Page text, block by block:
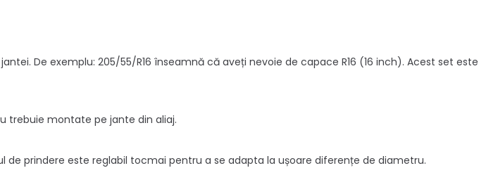
De exemplu: 205/55/R16 înseamnă că aveți nevoie de capace R16 (16 inch). Acest set este
trebuie montate pe jante din aliaj.
prindere este reglabil tocmai pentru a se adapta la ușoare diferențe de diametru.